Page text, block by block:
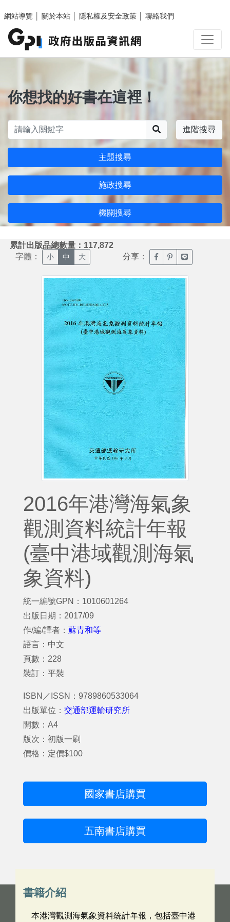
網站導覽
關於本站 隱私權及安全政策 聯絡我們
你想找的好書在這裡！
進階搜尋
主題搜尋
施政搜尋
機關搜尋
累計出版品總數量：117,872
字體： 小 中 大 分享： 臉書分享(另開新視窗)
噗浪分享(另開新
Line分享(另
2016年港灣海氣象
觀測資料統計年報
(臺中港域觀測海氣
象資料)
統一編號GPN：1010601264
出版日期：2017/09
作/編/譯者： 蘇青和等
語言：中文
頁數：228
裝訂：平裝
ISBN／ISSN：9789860533064
出版單位： 交通部運輸研究所
開數：A4
版次：初版一刷
價格：定價$100
國家書店購買
五南書店購買
書籍介紹
本港灣觀測海氣象資料統計年報，包括臺中港